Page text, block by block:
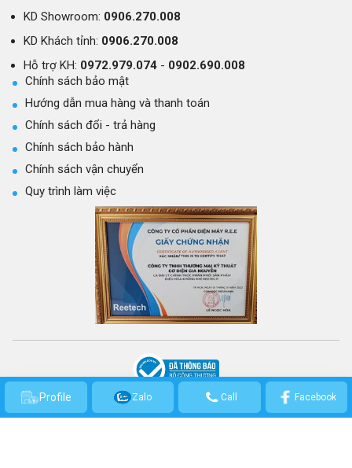
KD Showroom: 0906.270.008
KD Khách tỉnh: 0906.270.008
Hỗ trợ KH: 0972.979.074- 0902.690.008
Chính sách bảo mật
Hướng dẫn mua hàng và thanh toán
Chính sách đổi - trả hàng
Chính sách bảo hành
Chính sách vận chuyển
Quy trình làm việc
CÔNG TY TNHH THƯƠNG MẠI KỸ THUẬT CƠ ĐIỆN GIA NGUYỄN
GPKD số: 0314301569 - Cấp ngày 21/03/2017 bởi Sở Kế hoạch và Đầu Tư
TP.HCM.
Profile Zalo Call Facebook